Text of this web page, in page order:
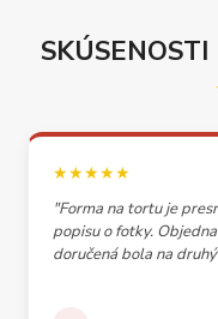
★★★★★
"Forma na tortu je
popisu o fotky.
doručená bola na